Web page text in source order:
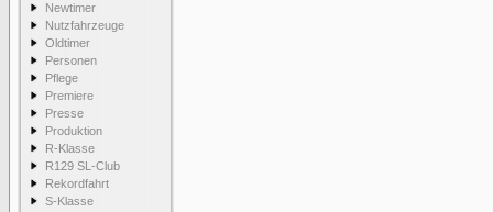
Newtimer
Nutzfahrzeuge
Oldtimer
Personen
Pflege
Premiere
Presse
Produktion
R-Klasse
R129 SL-Club
Rekordfahrt
S-Klasse